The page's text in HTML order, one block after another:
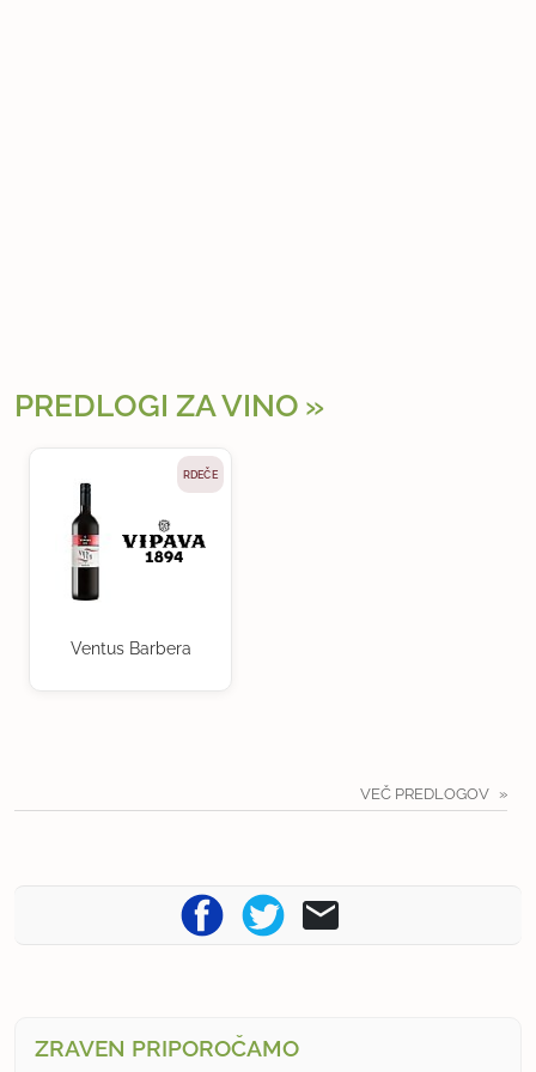
PREDLOGI ZA VINO
RDEČE
Ventus Barbera
VEČ PREDLOGOV
ZRAVEN PRIPOROČAMO